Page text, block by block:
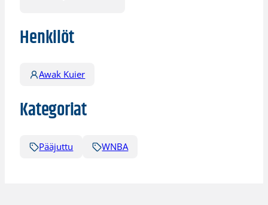
Henkilöt
Awak Kuier
Kategoriat
Pääjuttu WNBA